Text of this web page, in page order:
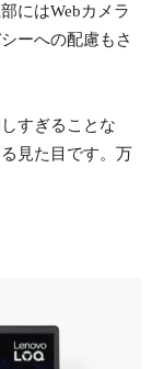
にはWebカメラ
ーへの配慮もさ
すぎることな
見た目です。万